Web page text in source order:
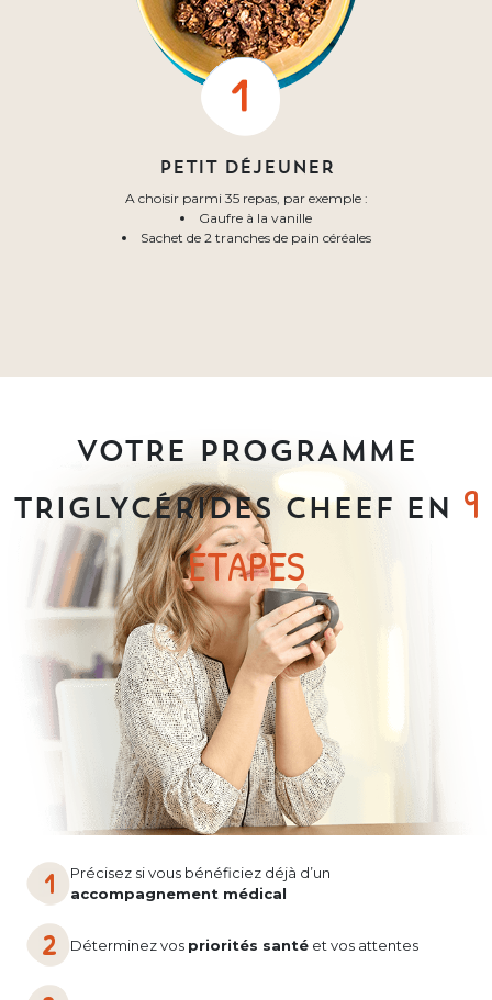
PETIT DÉJEUNER
A choisir parmi 35 repas, par exemple :
Gaufre à la vanille
Sachet de 2 tranches de pain céréales
VOTRE PROGRAMME
TRIGLYCÉRIDES CHEEF EN 9
ÉTAPES
Précisez si vous bénéficiez déjà d’un
accompagnement médical
Déterminez vos priorités santé et vos attentes